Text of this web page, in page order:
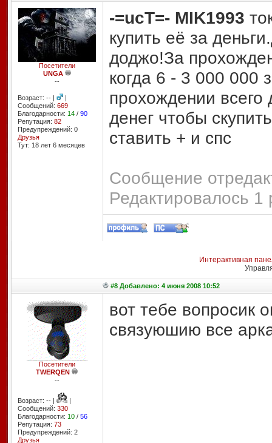
Посетители
UNGA
--
Возраст: -- |
|
Сообщений: 669
Благодарности: 14/ 90
Репутация: 82
Предупреждений: 0
Друзья
Тут: 18 лет 6 месяцев
-=ucT=- MIK1993
купить её за
доджо!За
когда 6 - 3 000 000
прохождении
денег чтобы
ставить + и спс
Сообщение
Редактировалось 1
Интерактивная
#8 Добавлено: 4 июня 2008 10:52
Посетители
TWERQEN
--
Возраст: -- |
|
Сообщений: 330
Благодарности: 10/ 56
Репутация: 73
Предупреждений: 2
Друзья
вот тебе вопросик
связуюшию все